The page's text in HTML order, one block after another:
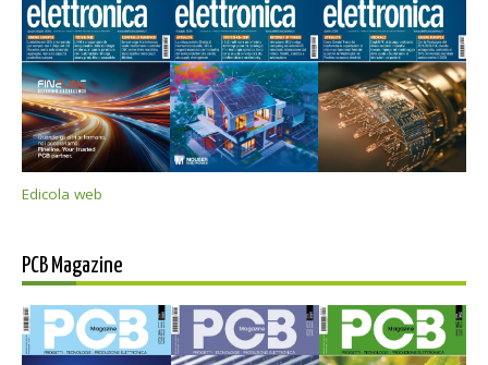
Edicola web
PCB Magazine